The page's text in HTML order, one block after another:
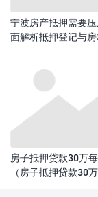
宁波房产抵押需要
面解析抵押登记与
房子抵押贷款30万
（房子抵押贷款30